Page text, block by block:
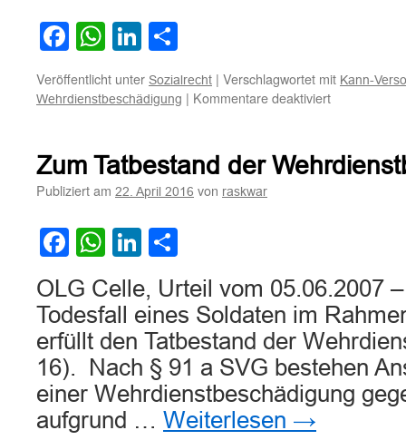
Facebook
WhatsApp
LinkedIn
Veröffentlicht unter Sozialrecht | Verschlagwortet mit Kann-
Wehrdienstbeschädigung | Kommentare deaktiviertfür
einer
multiplen
Zum Tatbestand der
Publiziert am 22. April 2016 von raskwar
Facebook
WhatsApp
LinkedIn
OLG Celle, Urteil vom 05.06.2007
Todesfall eines Soldaten im
erfüllt den Tatbestand der
16). Nach § 91 a SVG bestehen
einer Wehrdienstbeschädigung
aufgrund … Weiterlesen →